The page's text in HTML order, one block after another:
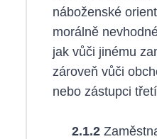
náboženské
morálně
jak vůči jinému
zároveň vůči
nebo zástupci
2.1.2